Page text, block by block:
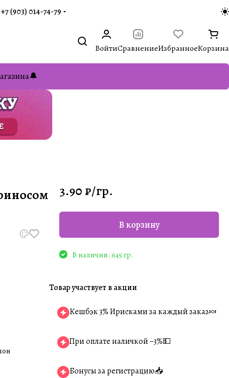
+7 (903) 014-74-79‬
ВойтиСравнениеИзбранноеКорзина
3.90 ₽/гр.
В корзину
В наличии: 645 гр.
Товар участвует в акции
Кешбэк 3% Ирисками за каждый заказ🍬
При оплате наличкой −3%💵
Бонусы за регистрацию📥